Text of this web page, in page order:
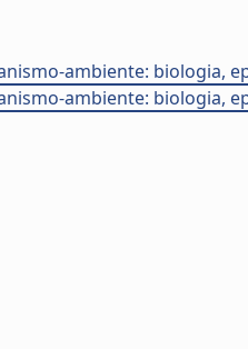
ambiente: biologia,
ambiente: biologia,